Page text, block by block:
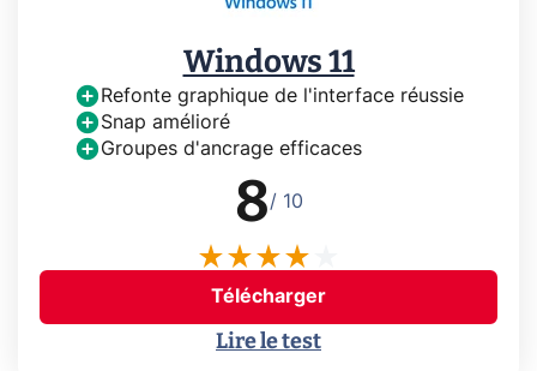
Windows 11
Refonte graphique de l'interface réussie
Snap amélioré
Groupes d'ancrage efficaces
8/ 10
Télécharger
Lire le test